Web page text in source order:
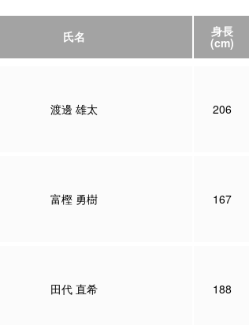
氏名 身長
(cm)
渡邊 雄太 206
富樫 勇樹 167
田代 直希 188